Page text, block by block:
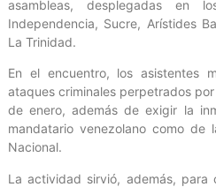
asambleas, desplegadas en
Independencia, Sucre, Arístides
La Trinidad.
En el encuentro, los asistentes
ataques criminales perpetrados
de enero, además de exigir la
mandatario venezolano como de
Nacional.
La actividad sirvió, además, para